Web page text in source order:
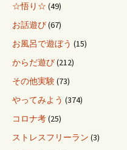
☆悟り☆ (49)
お話遊び(67)
お風呂で遊ぼう (15)
からだ遊び(212)
その他実験(73)
やってみよう (374)
コロナ考(25)
ストレスフリーラン (3)